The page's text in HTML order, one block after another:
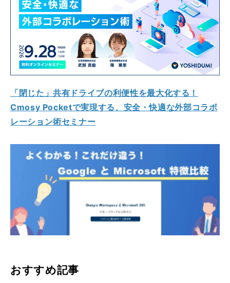
「閉じた」共有ドライブの利便性を最大化する！
Cmosy Pocketで実現する、安全・快適な外部コラボ
レーション術セミナー
おすすめ記事